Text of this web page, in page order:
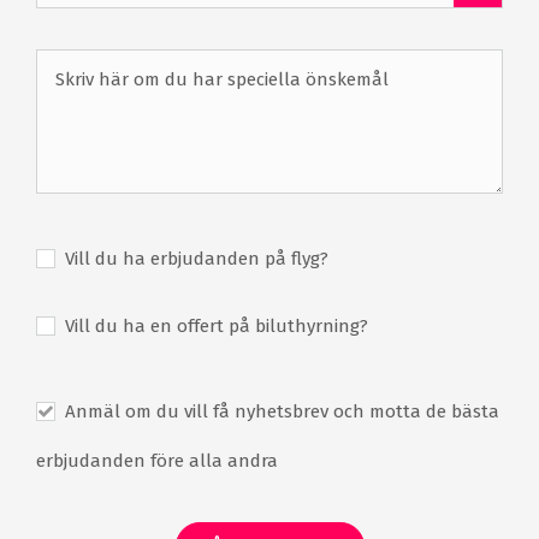
Uthyrning av trolley & buggy76 rum
Restauranger
Bar
Terrass
Utomhus swimmingpool
Gratis WiFi
Gratis parkering
Vill du ha erbjudanden på flyg?
Vill du ha en offert på biluthyrning?
Anmäl om du vill få nyhetsbrev och motta de bästa
erbjudanden före alla andra